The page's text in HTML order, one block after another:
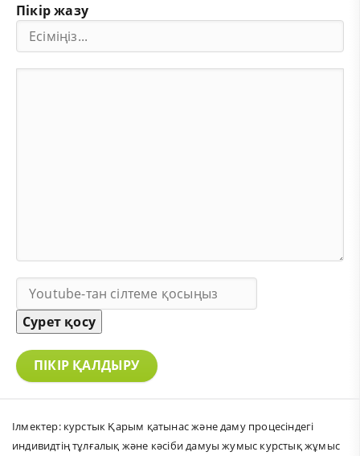
Пікір жазу
Сурет қосу
ПІКІР ҚАЛДЫРУ
Ілмектер: курстык Қарым қатынас және даму процесіндегі
индивидтің тұлғалық және кәсіби дамуы жумыс курстық жұмыс